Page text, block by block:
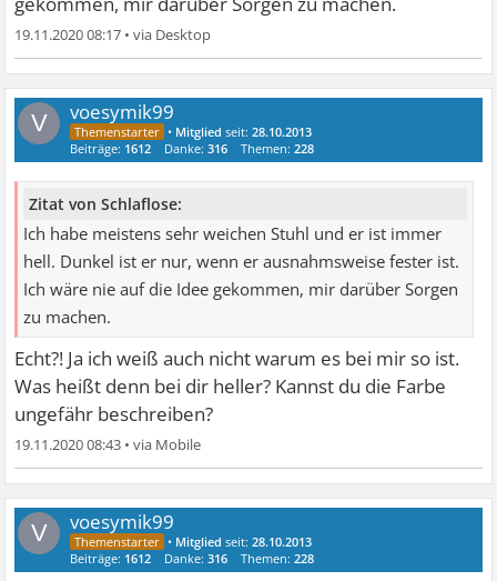
19.11.2020 08:17 •
V voesymik99
• Mitglied seit:28.10.2013
Beiträge: 1612 Danke:316 Themen:228
Zitat von Schlaflose:
Ich habe meistens sehr weichen Stuhl und er ist immer
hell. Dunkel ist er nur, wenn er ausnahmsweise fester ist.
Ich wäre nie auf die Idee gekommen, mir darüber Sorgen
zu machen.
Echt?! Ja ich weiß auch nicht warum es bei mir so ist.
Was heißt denn bei dir heller? Kannst du die Farbe
ungefähr beschreiben?
19.11.2020 08:43 •
V voesymik99
• Mitglied seit:28.10.2013
Beiträge: 1612 Danke:316 Themen:228